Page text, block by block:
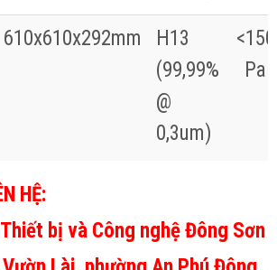
610x610x292mm
H13
(99,99%
@
0,3um)
<150
Pa
HỆ:
bị và Công nghệ Đông Sơn